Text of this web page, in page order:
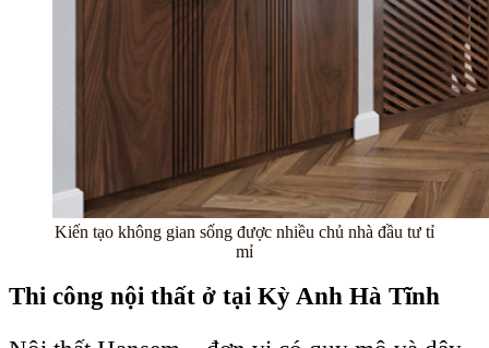
Kiến tạo không gian sống được nhiều chủ nhà đầu tư tỉ
mỉ
Thi công nội thất ở tại Kỳ Anh Hà Tĩnh